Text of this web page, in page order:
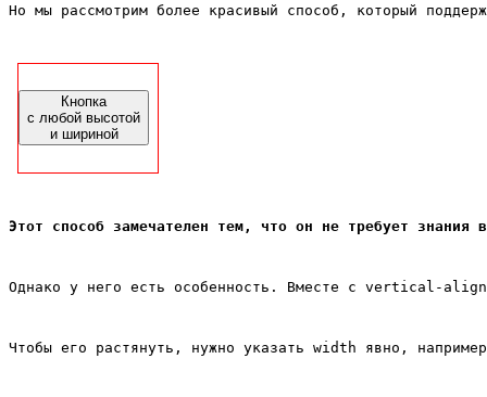
Но мы рассмотрим более красивый способ, который
Кнопка
с любой высотой
и шириной
Этот способ замечателен тем, что он не требует знания
Однако у него есть особенность. Вместе с vertical-align
Чтобы его растянуть, нужно указать width явно,